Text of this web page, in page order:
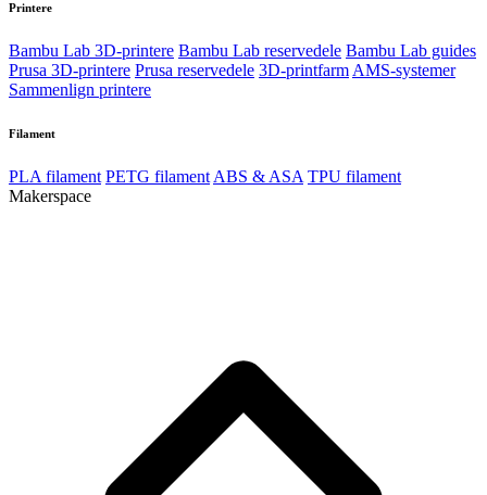
Printere
Bambu Lab 3D-printere Bambu Lab reservedele Bambu Lab guides
Prusa 3D-printere Prusa reservedele 3D-printfarm AMS-systemer
Sammenlign printere
Filament
PLA filament PETG filament ABS & ASA TPU filament
Makerspace